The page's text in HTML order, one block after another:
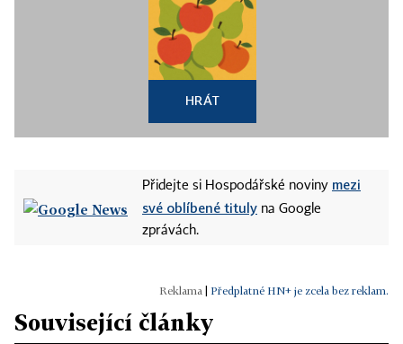
HRÁT
Přidejte si Hospodářské noviny mezi
své oblíbené tituly na Google
zprávách.
Předplatné HN+ je zcela bez reklam.
Související články